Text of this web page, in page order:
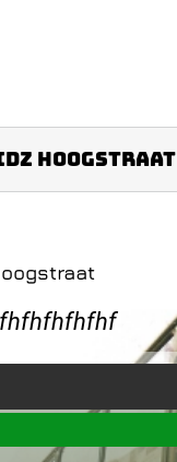
Hoogstraat